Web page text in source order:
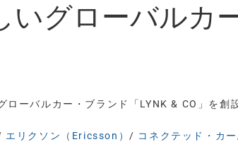
いグローバルカ
ローバルカー・ブランド「LYNK & CO」を創
エリクソン（Ericsson） / コネクテッド・カー